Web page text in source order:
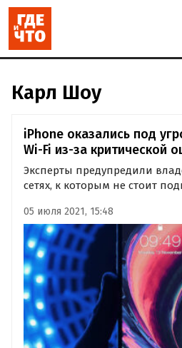
Карл Шоу
iPhone оказались под
Wi-Fi из-за критической
Эксперты предупредили
сетях, к которым не стоит
в названиях которых есть
05 июля 2021, 15:48